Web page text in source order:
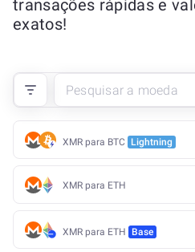
transações rápidas e
exatos!
XMR para BTC Lightning
XMR para ETH
XMR para ETH Base